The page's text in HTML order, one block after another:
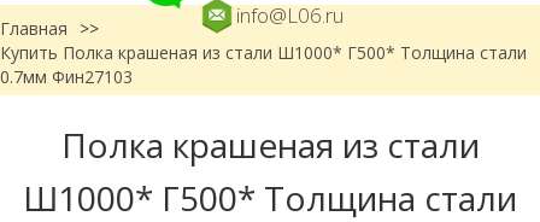
info@L06.ru
Главная
>>
Купить Полка крашеная из стали Ш1000* Г500* Толщина стали
0.7мм Фин27103
Полка крашеная из стали
Ш1000* Г500* Толщина стали